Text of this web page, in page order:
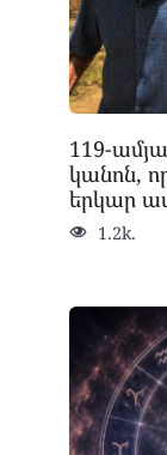
119-
կանոն,
երկար
1.2k.